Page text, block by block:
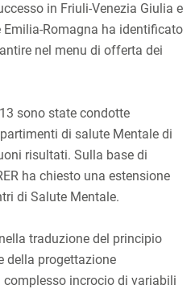
in Friuli-Venezia Giulia e
Emilia-Romagna ha identificato
nel menu di offerta dei
sono state condotte
di salute Mentale di
risultati. Sulla base di
ha chiesto una estensione
di Salute Mentale.
traduzione del principio
della progettazione
incrocio di variabili